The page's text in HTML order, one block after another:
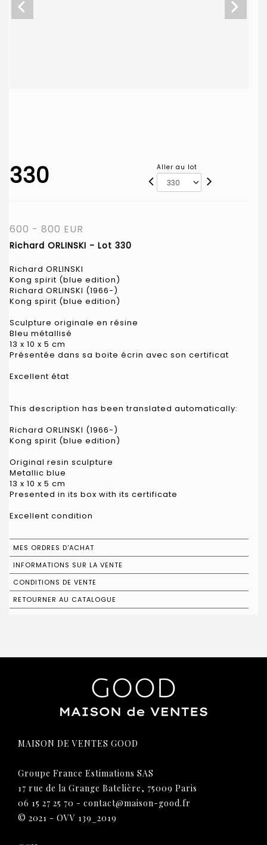
330 Aller au lot
600 - 800 EUR
Richard ORLINSKI - Lot 330
Richard ORLINSKI
Kong spirit (blue edition)
Richard ORLINSKI (1966-)
Kong spirit (blue edition)
Sculpture originale en résine
Bleu métallisé
13 x 10 x 5 cm
Présentée dans sa boite écrin avec son certificat
Excellent état
This description has been translated automatically:
Richard ORLINSKI (1966-)
Kong spirit (blue edition)
Original resin sculpture
Metallic blue
13 x 10 x 5 cm
Presented in its box with its certificate
Excellent condition
MES ORDRES D'ACHAT
INFORMATIONS SUR LA VENTE
CONDITIONS DE VENTE
RETOURNER AU CATALOGUE
MAISON DE VENTES GOOD
Groupe France Estimations SAS
17 rue de la Grange Batelière, 75009 Paris
06 15 27 25 70 - contact@maison-good.fr
© 2021 - OVV 139_2019